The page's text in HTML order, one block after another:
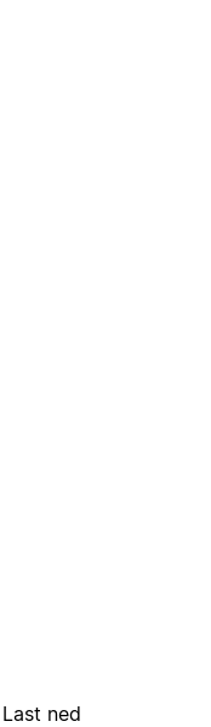
Last ned